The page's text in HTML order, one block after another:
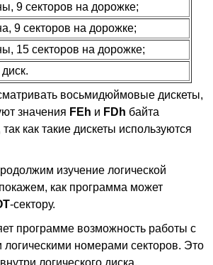
9 секторов на дорожке;
9 секторов на дорожке;
15 секторов на дорожке;
восьмидюймовые дискеты,
значения FEh и FDh байта
как такие дискеты используются
изучение логической
как программа может
-сектору.
программе возможность работы с
номерами секторов. Это
логического диска.